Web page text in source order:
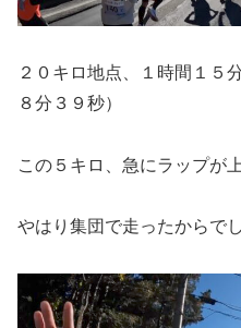
２０キロ地点、１時間１５
８分３９秒）
この５キロ、急にラップが
やはり集団で走ったからで